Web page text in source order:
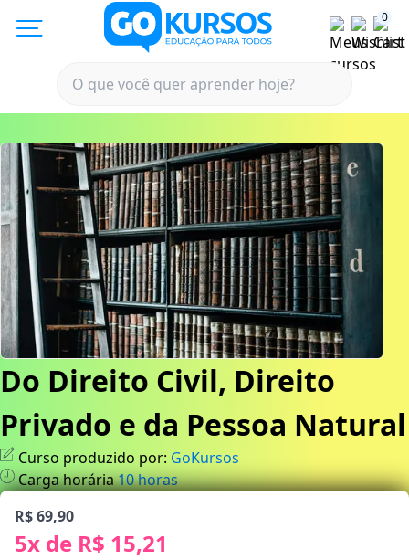
0
Do Direito Civil, Direito
Privado e da Pessoa Natural
Curso produzido por: GoKursos
Carga horária10horas
R$ 69,90
5x de R$ 15,21